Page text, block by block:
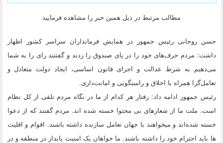
مطالب مرتبط در ذیل همین خبر را مشاهده فرمایید
حسن روحانی رئیس جمهور در همایش فرمانداران سراسر کشور اظهار
داشت: مردم حرف‌های خود را در پای صندوق را زدند و گفتتند رای را به شما
می‌دهیم به شرط عدالت و اجرای قانون اساسی، ایجاد دولت متعادل و
تعامل‌گرا همراه با اخلاق و راستگویی و امانت‌داری‬.
‫رئیس جمهور ادامه داد: رفتار هر کدام از ما در نگاه مردم تلقی از کل نظام
است. ملت ما از شعارهای بی محتوا خسته شده اند. مردم گفتند که از دعوا
خسته شده‌اند و میخواهند با جهان تعامل سازنده داشته باشند. اقوام و اقلیت
ها باید احترام خود را داشته باشند. ما خواهان یک امنیت پایدار در منطقه و در